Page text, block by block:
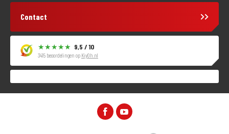
Contact
9,5 / 10
3415 beoordelingen op KiyOh.nl